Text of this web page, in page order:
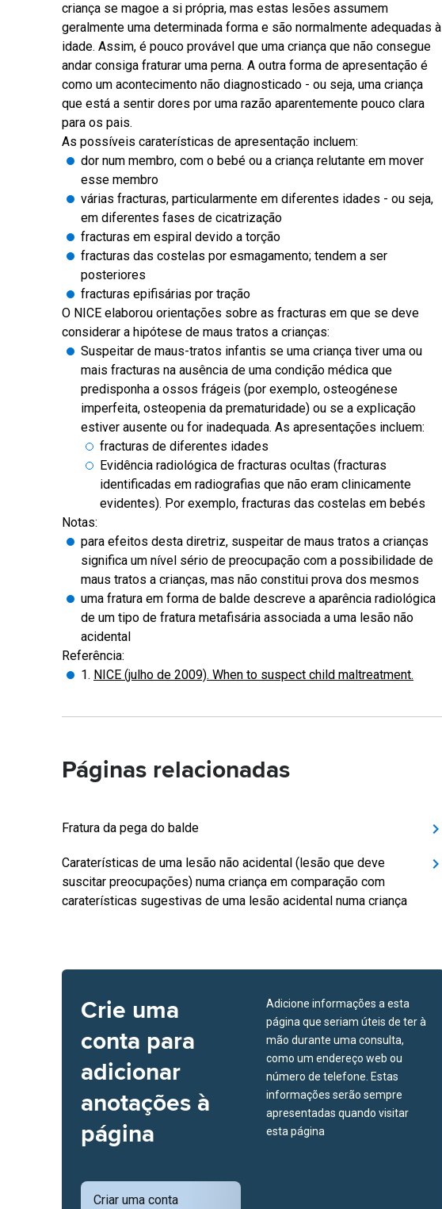
criança se magoe a si própria, mas estas lesões assumem
geralmente uma determinada forma e são normalmente adequadas à
idade. Assim, é pouco provável que uma criança que não consegue
andar consiga fraturar uma perna. A outra forma de apresentação é
como um acontecimento não diagnosticado - ou seja, uma criança
que está a sentir dores por uma razão aparentemente pouco clara
para os pais.
As possíveis caraterísticas de apresentação incluem:
dor num membro, com o bebé ou a criança relutante em mover
esse membro
várias fracturas, particularmente em diferentes idades - ou seja,
em diferentes fases de cicatrização
fracturas em espiral devido a torção
fracturas das costelas por esmagamento; tendem a ser
posteriores
fracturas epifisárias por tração
O NICE elaborou orientações sobre as fracturas em que se deve
considerar a hipótese de maus tratos a crianças:
Suspeitar de maus-tratos infantis se uma criança tiver uma ou
mais fracturas na ausência de uma condição médica que
predisponha a ossos frágeis (por exemplo, osteogénese
imperfeita, osteopenia da prematuridade) ou se a explicação
estiver ausente ou for inadequada. As apresentações incluem:
fracturas de diferentes idades
Evidência radiológica de fracturas ocultas (fracturas
identificadas em radiografias que não eram clinicamente
evidentes). Por exemplo, fracturas das costelas em bebés
Notas:
para efeitos desta diretriz, suspeitar de maus tratos a crianças
significa um nível sério de preocupação com a possibilidade de
maus tratos a crianças, mas não constitui prova dos mesmos
uma fratura em forma de balde descreve a aparência radiológica
de um tipo de fratura metafisária associada a uma lesão não
acidental
Referência:
1. NICE (julho de 2009). When to suspect child maltreatment.
Páginas relacionadas
Fratura da pega do balde
Caraterísticas de uma lesão não acidental (lesão que deve
suscitar preocupações) numa criança em comparação com
caraterísticas sugestivas de uma lesão acidental numa criança
Crie uma
conta para
adicionar
anotações à
página
Criar uma conta
Adicione informações a esta
página que seriam úteis de ter à
mão durante uma consulta,
como um endereço web ou
número de telefone. Estas
informações serão sempre
apresentadas quando visitar
esta página